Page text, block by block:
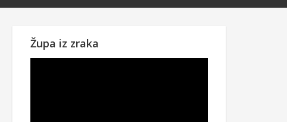
Župa iz zraka